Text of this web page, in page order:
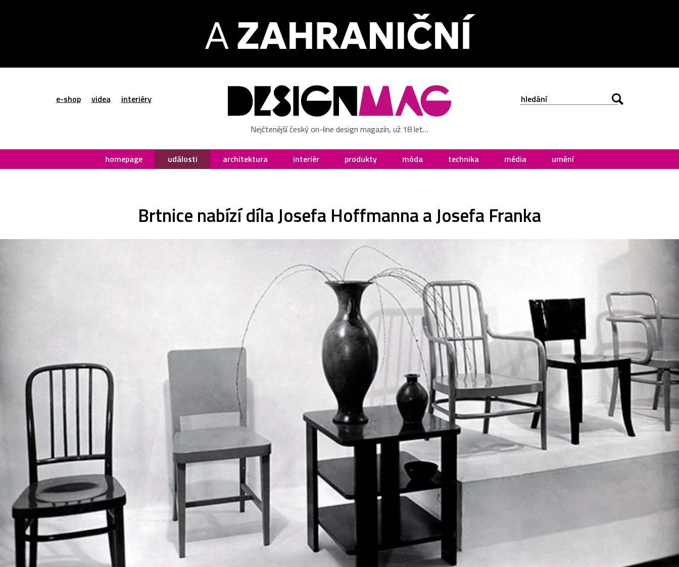
e-shop videa interiéry
Nejčtenější český on-line design magazín, už 18 let…
homepage události architektura interiér produkty móda technika média umění
Brtnice nabízí díla Josefa Hoffmanna a Josefa Franka